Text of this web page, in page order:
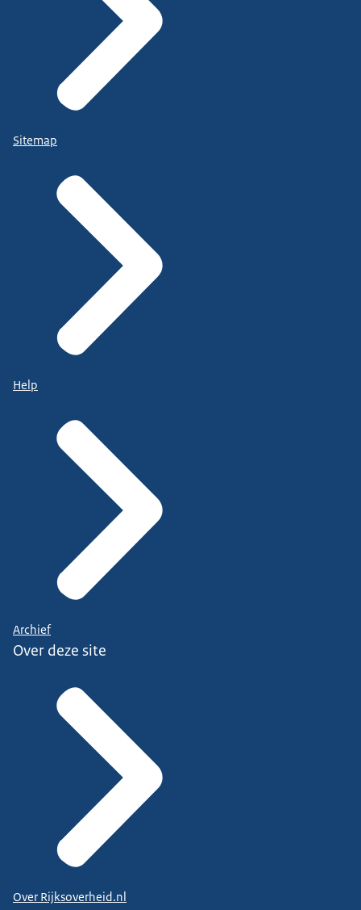
Sitemap
Help
Archief
Over deze site
Over Rijksoverheid.nl